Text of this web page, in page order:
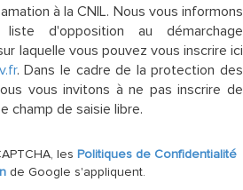
à la CNIL. Nous vous informons
d'opposition au démarchage
laquelle vous pouvez vous inscrire ici
. Dans le cadre de la protection des
vous invitons à ne pas inscrire de
champ de saisie libre.
les Politiques de Confidentialité
de Google s'appliquent.